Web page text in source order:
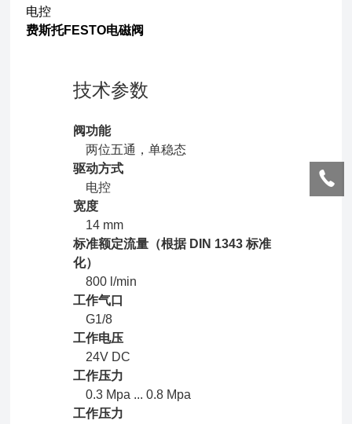
电控
费斯托FESTO电磁阀
技术参数
阀功能
两位五通，单稳态
驱动方式
电控
宽度
14 mm
标准额定流量（根据 DIN 1343 标准
化）
800 l/min
工作气口
G1/8
工作电压
24V DC
工作压力
0.3 Mpa ... 0.8 Mpa
工作压力